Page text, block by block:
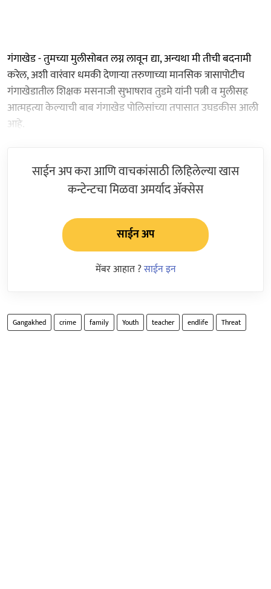
गंगाखेड - तुमच्या मुलीसोबत लग्न लावून द्या, अन्यथा मी तीची बदनामी
करेल, अशी वारंवार धमकी देणार्‍या तरुणाच्या मानसिक त्रासापोटीच
गंगाखेडातील शिक्षक मसनाजी सुभाषराव तुडमे यांनी पत्नी व मुलीसह
आत्महत्या केल्याची बाब गंगाखेड पोलिसांच्या तपासात उघडकीस आली
आहे.
साईन अप करा आणि वाचकांसाठी लिहिलेल्या खास
कन्टेन्टचा मिळवा अमर्याद ॲक्सेस
साईन अप
मेंबर आहात ?साईन इन
Gangakhed crime family Youth teacher endlife Threat